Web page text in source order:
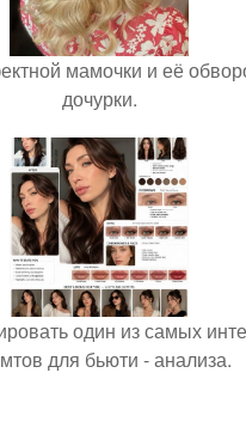
мамочки и её
дочурки.
один из самых
для бьюти - анализа.